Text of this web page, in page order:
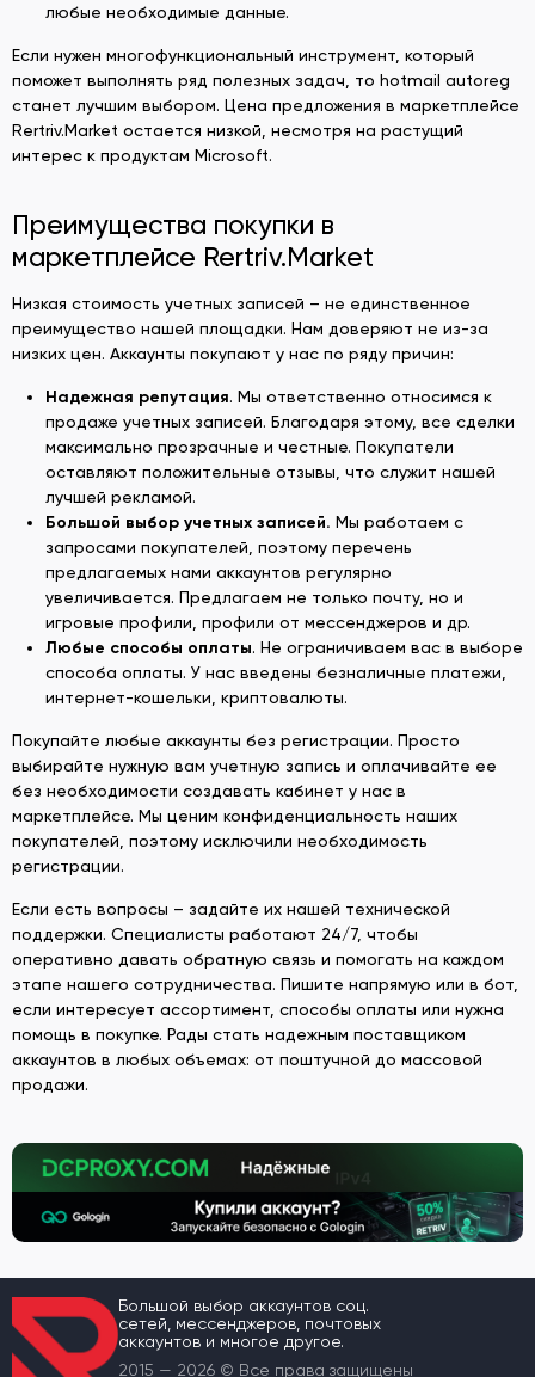
любые необходимые данные.
Если нужен многофункциональный инструмент, который
поможет выполнять ряд полезных задач, то hotmail autoreg
станет лучшим выбором. Цена предложения в маркетплейсе
Rertriv.Market остается низкой, несмотря на растущий
интерес к продуктам Microsoft.
Преимущества покупки в
маркетплейсе Rertriv.Market
Низкая стоимость учетных записей – не единственное
преимущество нашей площадки. Нам доверяют не из-за
низких цен. Аккаунты покупают у нас по ряду причин:
Надежная репутация. Мы ответственно относимся к
продаже учетных записей. Благодаря этому, все сделки
максимально прозрачные и честные. Покупатели
оставляют положительные отзывы, что служит нашей
лучшей рекламой.
Большой выбор учетных записей. Мы работаем с
запросами покупателей, поэтому перечень
предлагаемых нами аккаунтов регулярно
увеличивается. Предлагаем не только почту, но и
игровые профили, профили от мессенджеров и др.
Любые способы оплаты. Не ограничиваем вас в выборе
способа оплаты. У нас введены безналичные платежи,
интернет-кошельки, криптовалюты.
Покупайте любые аккаунты без регистрации. Просто
выбирайте нужную вам учетную запись и оплачивайте ее
без необходимости создавать кабинет у нас в
маркетплейсе. Мы ценим конфиденциальность наших
покупателей, поэтому исключили необходимость
регистрации.
Если есть вопросы – задайте их нашей технической
поддержки. Специалисты работают 24/7, чтобы
оперативно давать обратную связь и помогать на каждом
этапе нашего сотрудничества. Пишите напрямую или в бот,
если интересует ассортимент, способы оплаты или нужна
помощь в покупке. Рады стать надежным поставщиком
аккаунтов в любых объемах: от поштучной до массовой
продажи.
Большой выбор аккаунтов соц.
сетей, мессенджеров, почтовых
аккаунтов и многое другое.
2015 — 2026 © Все права защищены